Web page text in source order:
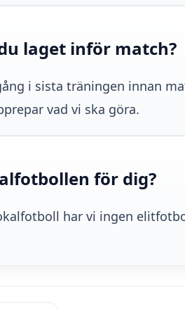
laget inför match?
i sista träningen innan
vad vi ska göra.
för dig?
har vi ingen